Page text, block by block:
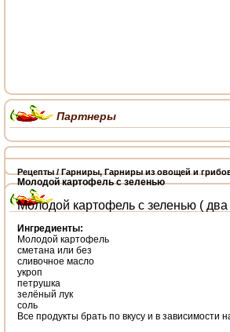
Партнеры
Рецепты/Гарниры,Гарниры из овощей и
Молодой картофель с зеленью
Молодой картофель с зеленью ( два
Ингредиенты:
Молодой картофель
сметана или без
сливочное масло
укроп
петрушка
зелёный лук
соль
Все продукты брать по вкусу и в зависимости